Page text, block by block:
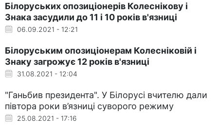
Білоруських опозиціонерів Колеснікову і
Знака засудили до 11 і 10 років в'язниці
06.09.2021 - 12:21
Білоруським опозиціонерам Колесніковій і
Знаку загрожує 12 років в'язниці
31.08.2021 - 12:04
"Ганьбив президента". У Білорусі вчителю дали
півтора роки в’язниці суворого режиму
25.08.2021 - 17:16